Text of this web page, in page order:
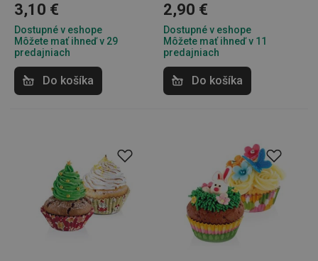
3,10 €
Dostupné v eshope
Môžete mať ihneď v 29
predajniach
Do košíka
2,90 €
Dostupné v eshope
Môžete mať ihneď v 11
predajniach
Do košíka
cjConsent .tescoma.sk
udid .tescoma.cz 1 mesiac
Privacy Policy